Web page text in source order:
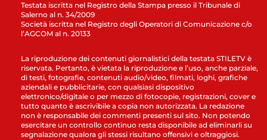
Testata iscritta nel Registro della Stampa presso il Tribunale di
Salerno al n. 34/2009
Società iscritta nel Registro degli Operatori di Comunicazione c/o
l’AGCOM al n. 20133
La riproduzione dei contenuti giornalistici della testata STILETV è
riservata. Pertanto, è vietata la riproduzione e l’uso, anche parziale,
di testi, fotografie, contenuti audio/video, filmati, loghi, grafiche
aziendali e pubblicitarie, con qualsiasi dispositivo
elettronico/digitale o per mezzo di fotocopie, registrazioni, cover e
tutto quanto è ascrivibile a copia non autorizzata. La redazione
non è responsabile dei commenti presenti sul sito. Non potendo
esercitare un controllo continuo resta disponibile ad eliminarli su
segnalazione qualora gli stessi risultano offensivi e oltraggiosi.